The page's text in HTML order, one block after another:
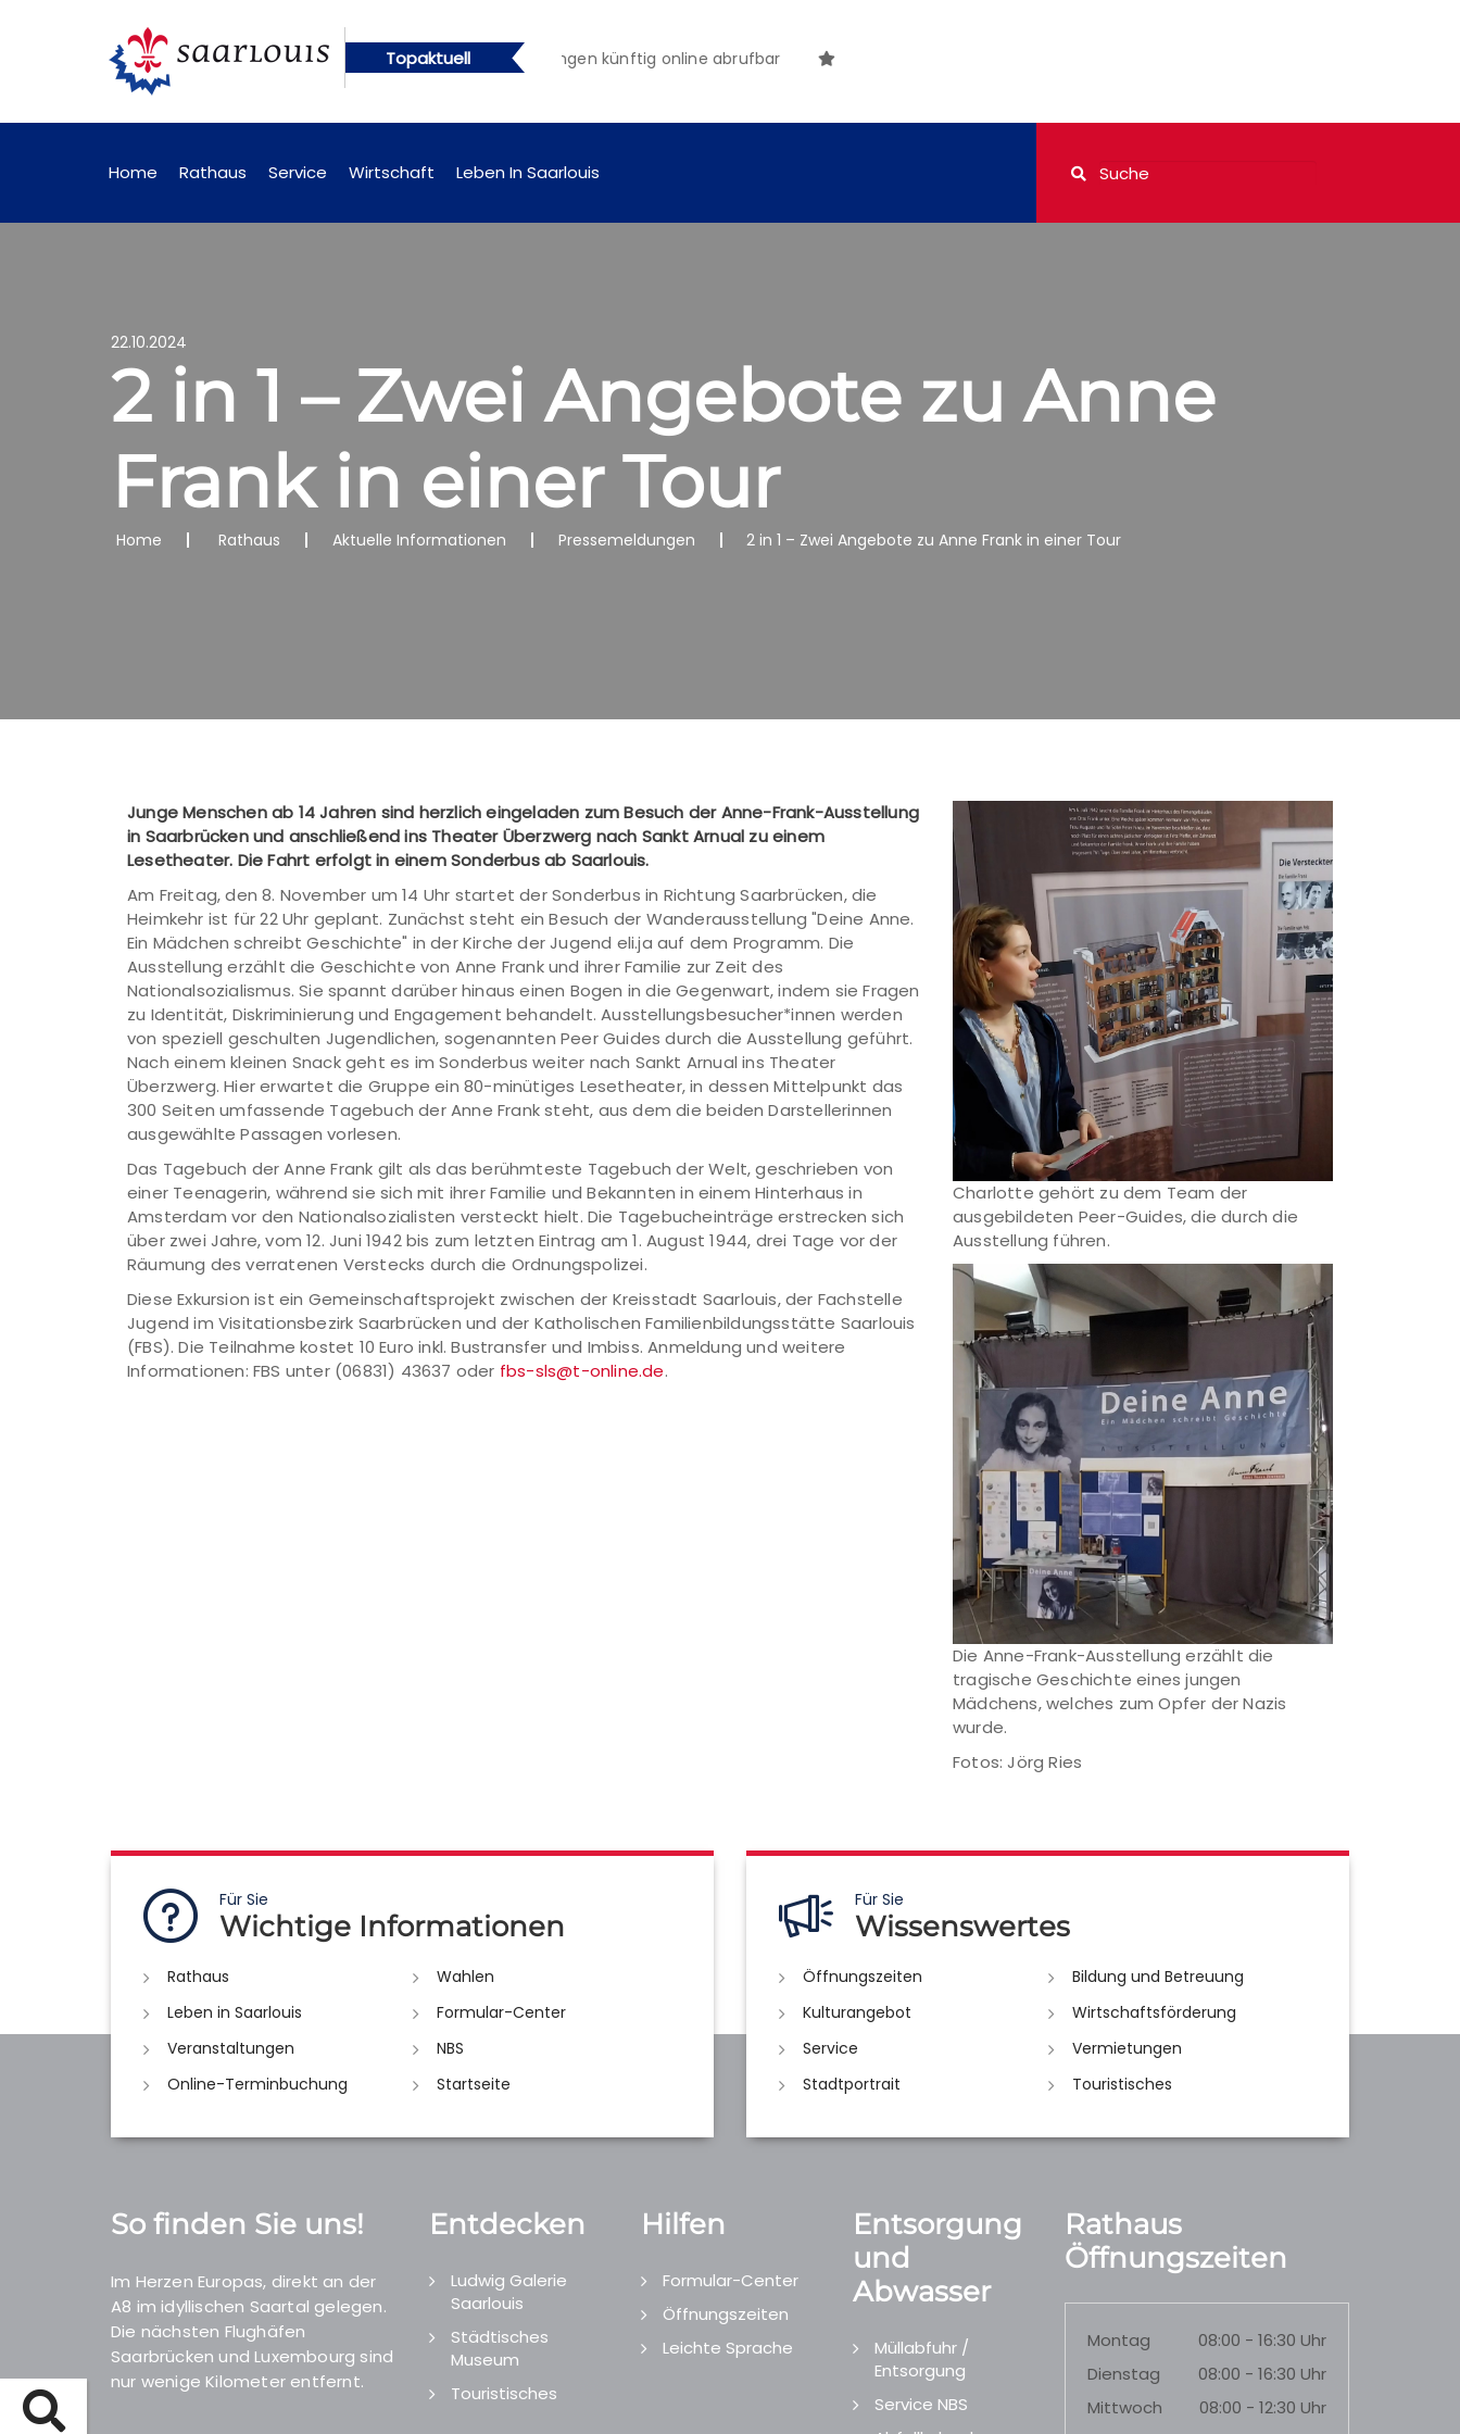
Topaktuell
künftig online abrufbar Öffentliche Bekanntmachungen künftig online abrufbar
Home Rathaus Service Wirtschaft Leben In Saarlouis
22.10.2024
2 in 1 – Zwei Angebote zu Anne
Frank in einer Tour
Home Rathaus Aktuelle Informationen Pressemeldungen 2 in 1 – Zwei Angebote zu Anne Frank in einer Tour
Junge Menschen ab 14 Jahren sind herzlich eingeladen zum Besuch der Anne-Frank-Ausstellung
in Saarbrücken und anschließend ins Theater Überzwerg nach Sankt Arnual zu einem
Lesetheater. Die Fahrt erfolgt in einem Sonderbus ab Saarlouis.
Am Freitag, den 8. November um 14 Uhr startet der Sonderbus in Richtung Saarbrücken, die
Heimkehr ist für 22 Uhr geplant. Zunächst steht ein Besuch der Wanderausstellung "Deine Anne.
Ein Mädchen schreibt Geschichte" in der Kirche der Jugend eli.ja auf dem Programm. Die
Ausstellung erzählt die Geschichte von Anne Frank und ihrer Familie zur Zeit des
Nationalsozialismus. Sie spannt darüber hinaus einen Bogen in die Gegenwart, indem sie Fragen
zu Identität, Diskriminierung und Engagement behandelt. Ausstellungsbesucher*innen werden
von speziell geschulten Jugendlichen, sogenannten Peer Guides durch die Ausstellung geführt.
Nach einem kleinen Snack geht es im Sonderbus weiter nach Sankt Arnual ins Theater
Überzwerg. Hier erwartet die Gruppe ein 80-minütiges Lesetheater, in dessen Mittelpunkt das
300 Seiten umfassende Tagebuch der Anne Frank steht, aus dem die beiden Darstellerinnen
ausgewählte Passagen vorlesen.
Das Tagebuch der Anne Frank gilt als das berühmteste Tagebuch der Welt, geschrieben von
einer Teenagerin, während sie sich mit ihrer Familie und Bekannten in einem Hinterhaus in
Amsterdam vor den Nationalsozialisten versteckt hielt. Die Tagebucheinträge erstrecken sich
über zwei Jahre, vom 12. Juni 1942 bis zum letzten Eintrag am 1. August 1944, drei Tage vor der
Räumung des verratenen Verstecks durch die Ordnungspolizei.
Diese Exkursion ist ein Gemeinschaftsprojekt zwischen der Kreisstadt Saarlouis, der Fachstelle
Jugend im Visitationsbezirk Saarbrücken und der Katholischen Familienbildungsstätte Saarlouis
(FBS). Die Teilnahme kostet 10 Euro inkl. Bustransfer und Imbiss. Anmeldung und weitere
Informationen: FBS unter (06831) 43637 oder fbs-sls@t-online.de.
Charlotte gehört zu dem Team der
ausgebildeten Peer-Guides, die durch die
Ausstellung führen.
Die Anne-Frank-Ausstellung erzählt die
tragische Geschichte eines jungen
Mädchens, welches zum Opfer der Nazis
wurde.
Fotos: Jörg Ries
Für Sie
Wichtige Informationen
Rathaus
Wahlen
Leben in Saarlouis
Formular-Center
Veranstaltungen
NBS
Online-Terminbuchung
Startseite
Für Sie
Wissenswertes
Öffnungszeiten
Bildung und Betreuung
Kulturangebot
Wirtschaftsförderung
Service
Vermietungen
Stadtportrait
Touristisches
So finden Sie uns!
Im Herzen Europas, direkt an der
A8 im idyllischen Saartal gelegen.
Die nächsten Flughäfen
Saarbrücken und Luxembourg sind
nur wenige Kilometer entfernt.
Entdecken
Ludwig Galerie
Saarlouis
Städtisches
Museum
Touristisches
Hilfen
Formular-Center
Öffnungszeiten
Leichte Sprache
Entsorgung
und
Abwasser
Müllabfuhr /
Entsorgung
Service NBS
Rathaus
Öffnungszeiten
Montag
08:00 - 16:30 Uhr
Dienstag
08:00 - 16:30 Uhr
Mittwoch
08:00 - 12:30 Uhr